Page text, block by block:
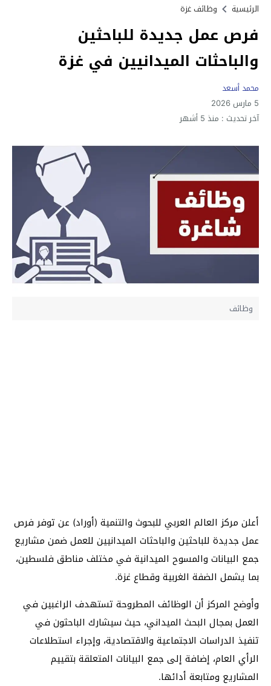
الرئيسية وظائف غزة
فرص عمل جديدة للباحثين
والباحثات الميدانيين في غزة
محمد أسعد
5 مارس 2026
آخر تحديث : منذ 5 أشهر
وظائف
أعلن مركز العالم العربي للبحوث والتنمية (أوراد) عن توفر فرص
عمل جديدة للباحثين والباحثات الميدانيين للعمل ضمن مشاريع
جمع البيانات والمسوح الميدانية في مختلف مناطق فلسطين،
بما يشمل الضفة الغربية وقطاع غزة.
وأوضح المركز أن الوظائف المطروحة تستهدف الراغبين في
العمل بمجال البحث الميداني، حيث سيشارك الباحثون في
تنفيذ الدراسات الاجتماعية والاقتصادية، وإجراء استطلاعات
الرأي العام، إضافة إلى جمع البيانات المتعلقة بتقييم
المشاريع ومتابعة أدائها.